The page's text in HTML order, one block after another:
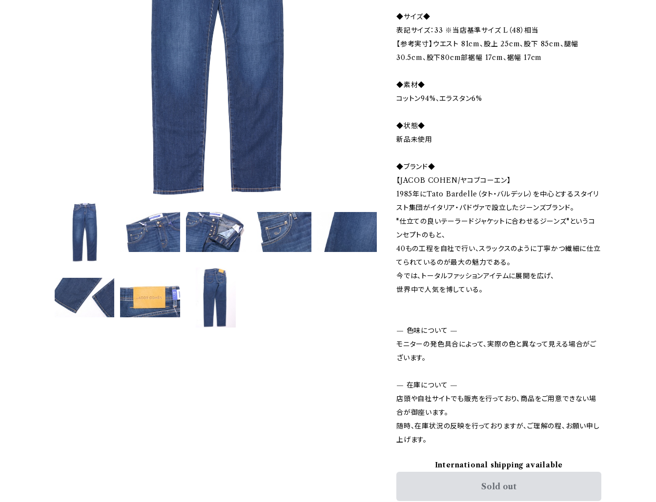
◆サイズ◆
表記サイズ：33 ※当店基準サイズ L（48）相当
【参考実寸】ウエスト 81cm、股上 25cm、股下 85cm、腿幅
30.5cm、股下80cm部裾幅 17cm、裾幅 17cm
◆素材◆
コットン94%、エラスタン6%
◆状態◆
新品未使用
◆ブランド◆
【JACOB COHEN/ヤコブコーエン】
1985年にTato Bardelle（タト・バルデッレ）を中心とするスタイリ
スト集団がイタリア・パドヴァで設立したジーンズブランド。
"仕立ての良いテーラードジャケットに合わせるジーンズ"というコ
ンセプトのもと、
40もの工程を自社で行い、スラックスのように丁寧かつ繊細に仕立
てられているのが最大の魅力である。
今では、トータルファッションアイテムに展開を広げ、
世界中で人気を博している。
— 色味について —
モニターの発色具合によって、実際の色と異なって見える場合がご
ざいます。
— 在庫について —
店頭や自社サイトでも販売を行っており、商品をご用意できない場
合が御座います。
随時、在庫状況の反映を行っておりますが、ご理解の程、お願い申し
上げます。
International shipping available
Sold out